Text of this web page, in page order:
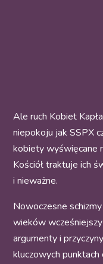
Ale ruch Kobiet
niepokoju jak SSPX
kobiety wyświęcane
Kościół traktuje ich
i nieważne.
Nowoczesne
wieków
argumenty i
kluczowych